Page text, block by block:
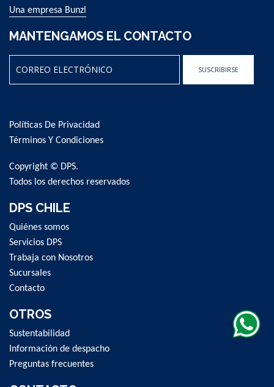
Una empresa Bunzl
MANTENGAMOS EL CONTACTO
Our
Newsletter:
SUSCRIBIRSE
Políticas De Privacidad
Términos Y Condiciones
Copyright © DPS.
Todos los derechos reservados
DPS CHILE
Quiénes somos
Servicios DPS
Trabaja con Nosotros
Sucursales
Contacto
OTROS
Sustentabilidad
Información de despacho
Preguntas frecuentes